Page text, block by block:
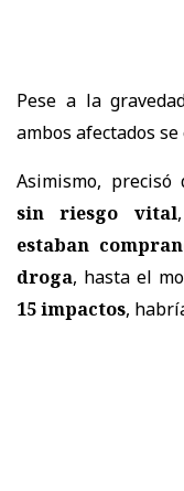
Pese a la
ambos afectados
Asimismo,
sin riesgo vital
estaban
droga, hasta el
15 impactos,